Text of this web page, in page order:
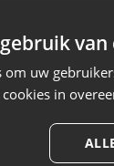
van
om uw
in